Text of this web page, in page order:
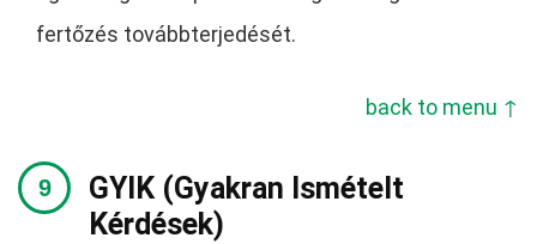
fertőzés továbbterjedését.
back to menu ↑
GYIK (Gyakran Ismételt
Kérdések)